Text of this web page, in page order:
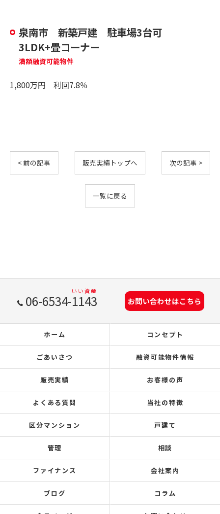
泉南市 新築戸建 駐車場3台可
3LDK+畳コーナー
満額融資可能物件
1,800万円 利回7.8％
< 前の記事 販売実績トップへ 次の記事 >
一覧に戻る
06-6534-1143 お問い合わせはこちら
ホーム コンセプト
ごあいさつ 融資可能物件情報
販売実績 お客様の声
よくある質問 当社の特徴
区分マンション 戸建て
管理 相談
ファイナンス 会社案内
ブログ コラム